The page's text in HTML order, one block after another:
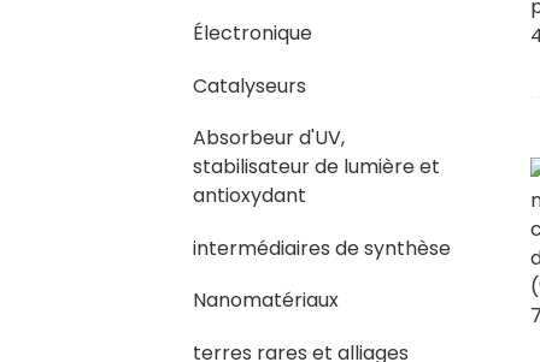
Électronique
Catalyseurs
Absorbeur d'UV,
stabilisateur de lumière et
antioxydant
intermédiaires de synthèse
Nanomatériaux
terres rares et alliages